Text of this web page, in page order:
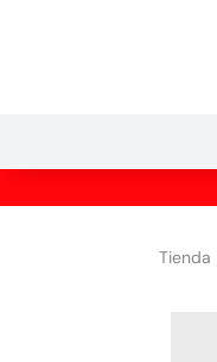
Tienda